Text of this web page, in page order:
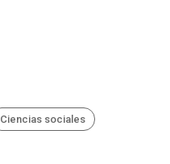
Ciencias sociales